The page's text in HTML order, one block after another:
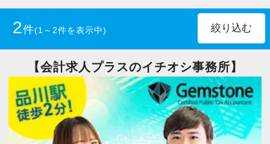
マイリスト
お問い合わせ
2件(1～2件を表示中)
正社員(1) パート・アルバイト(1)
【会計求人プラスのイチオシ事務所】